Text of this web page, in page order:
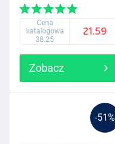
Cena
katalogowa
38.25
21.59
Zobacz
-51%